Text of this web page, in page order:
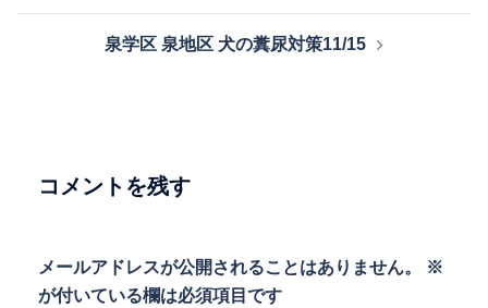
ョ
泉学区 泉地区 犬の糞尿対策11/15
コメントを残す
メールアドレスが公開されることはありません。
※
が付いている欄は必須項目です